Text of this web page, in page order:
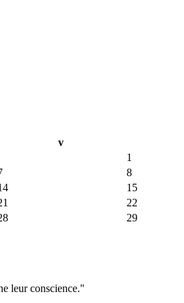
v
1
8
15
22
29
leur conscience."